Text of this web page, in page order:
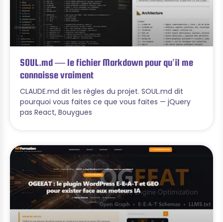
SOUL.md — le fichier Markdown pour qu’il me
connaisse vraiment
CLAUDE.md dit les règles du projet. SOUL.md dit
pourquoi vous faites ce que vous faites — jQuery
pas React, Bouygues